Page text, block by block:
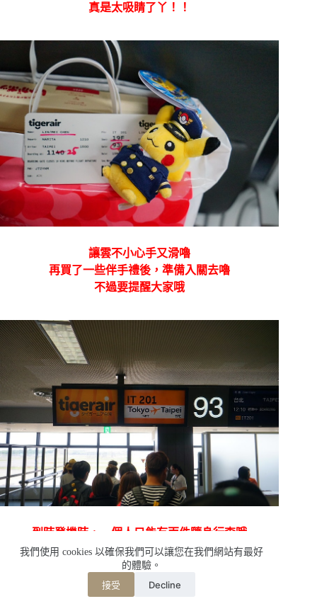
我們使用 cookies 以確保我們可以讓您在我們網站有最好
的體驗。
接受 Decline
真是太吸睛了丫！！
讓雲不小心手又滑嚕
再買了一些伴手禮後，準備入關去嚕
不過要提醒大家哦
到時登機時，一個人只能有兩件隨身行李哦
原本規定是十公斤，但沒有看到有秤的機制
也還好這樣才能多買一些東西啦